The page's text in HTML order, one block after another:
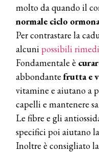
molto da quando il
normale ciclo
Per contrastare la
alcunipossibili rimedi
Fondamentale è
abbondante frutta e
vitamine e aiutano a
capelli e mantenere
Le fibre e gli
specifici poi aiutano
Inoltre è consigliato
COSMOPROF
Cosmprof
presenta THE
WELLNESS